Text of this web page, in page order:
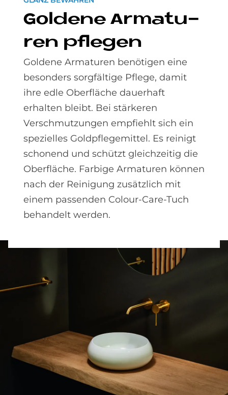
Gol­de­ne Ar­ma­tu­
ren pfle­gen
Goldene Armaturen benötigen eine
besonders sorgfältige Pflege, damit
ihre edle Oberfläche dauerhaft
erhalten bleibt. Bei stärkeren
Verschmutzungen empfiehlt sich ein
spezielles Goldpflegemittel. Es reinigt
schonend und schützt gleichzeitig die
Oberfläche. Farbige Armaturen können
nach der Reinigung zusätzlich mit
einem passenden Colour-Care-Tuch
behandelt werden.